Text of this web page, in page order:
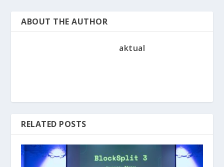
ABOUT THE AUTHOR
aktual
RELATED POSTS